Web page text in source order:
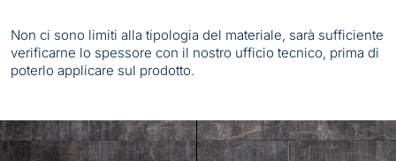
Non ci sono limiti alla tipologia del materiale, sarà sufficiente
verificarne lo spessore con il nostro ufficio tecnico, prima di
poterlo applicare sul prodotto.